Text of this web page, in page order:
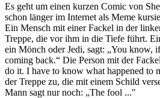
Es geht um einen kurzen Comic von
schon länger im Internet als Meme
Ein Mensch mit einer Fackel in der
Treppe, die vor ihm in die Tiefe führt.
ein Mönch oder Jedi, sagt: „You know,
coming back.“ Die Person mit der
do it. I have to know what happened to
der Treppe zu, die mit einem Schild
Mann sagt nur noch: „The fool ..."